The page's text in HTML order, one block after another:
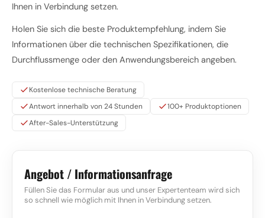
Ihnen in Verbindung setzen.
Holen Sie sich die beste Produktempfehlung, indem Sie
Informationen über die technischen Spezifikationen, die
Durchflussmenge oder den Anwendungsbereich angeben.
Kostenlose technische Beratung
Antwort innerhalb von 24 Stunden
100+ Produktoptionen
After-Sales-Unterstützung
Angebot / Informationsanfrage
Füllen Sie das Formular aus und unser Expertenteam wird sich
so schnell wie möglich mit Ihnen in Verbindung setzen.